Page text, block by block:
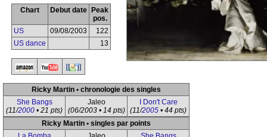
Chart Debut date
Peak
pos.
US
09/08/2003
122
US dance
13
Ricky Martin • chronologie des singles
She Bangs
(11/2000 • 21 pts)
Jaleo
(06/2003 • 14 pts)
I Don't Care
(11/2005 • 44 pts)
Ricky Martin • singles par points